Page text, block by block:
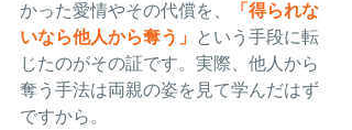
かった愛情やその代償を、
「得られな
いなら他人から奪う」
という手段に転
じたのがその証です。実際、他人から
奪う手法は両親の姿を見て学んだはず
ですから。